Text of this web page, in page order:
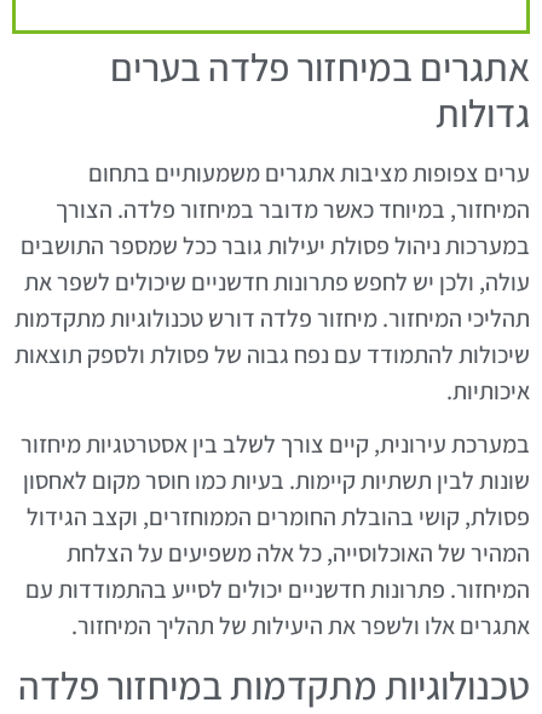
אתגרים במיחזור פלדה בערים
גדולות
ערים צפופות מציבות אתגרים משמעותיים בתחום
המיחזור, במיוחד כאשר מדובר במיחזור פלדה. הצורך
במערכות ניהול פסולת יעילות גובר ככל שמספר התושבים
עולה, ולכן יש לחפש פתרונות חדשניים שיכולים לשפר את
תהליכי המיחזור. מיחזור פלדה דורש טכנולוגיות מתקדמות
שיכולות להתמודד עם נפח גבוה של פסולת ולספק תוצאות
איכותיות.
במערכת עירונית, קיים צורך לשלב בין אסטרטגיות מיחזור
שונות לבין תשתיות קיימות. בעיות כמו חוסר מקום לאחסון
פסולת, קושי בהובלת החומרים הממוחזרים, וקצב הגידול
המהיר של האוכלוסייה, כל אלה משפיעים על הצלחת
המיחזור. פתרונות חדשניים יכולים לסייע בהתמודדות עם
אתגרים אלו ולשפר את היעילות של תהליך המיחזור.
טכנולוגיות מתקדמות במיחזור פלדה